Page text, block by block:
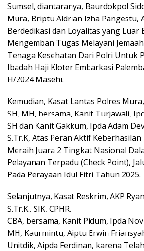
Sumsel, diantaranya, Baurdokpol
Mura, Briptu Aldrian Izha Pangestu,
Berdedikasi dan Loyalitas yang Luar
Mengemban Tugas Melayani
Tenaga Kesehatan Dari Polri Untuk
Ibadah Haji Kloter Embarkasi
H/2024 Masehi.
Kemudian, Kasat Lantas Polres
SH, MH, bersama, Kanit Turjawali,
SH dan Kanit Gakkum, Ipda Adam
S.Tr.K, Atas Peran Aktif
Meraih Juara 2 Tingkat Nasional
Pelayanan Terpadu (Check Point),
Pada Perayaan Idul Fitri Tahun 2025.
Selanjutnya, Kasat Reskrim, AKP
S.Tr.K., SIK, CPHR,
CBA, bersama, Kanit Pidum, Ipda
MH, Kaurmintu, Aiptu Erwin
Unitdik, Aipda Ferdinan, karena